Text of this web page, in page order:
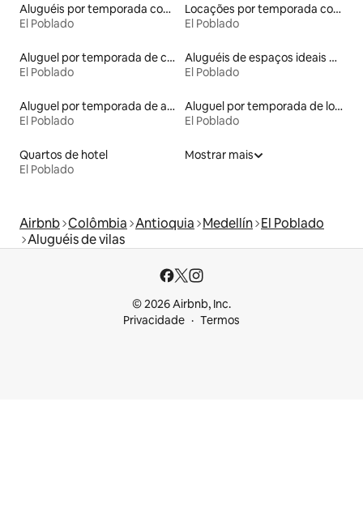
Aluguéis por temporada com sauna
El Poblado
Locações por temporada com piscina
El Poblado
Aluguel por temporada de casas de hóspedes
El Poblado
Aluguéis de espaços ideais para famílias
El Poblado
Aluguel por temporada de apart-hotéis
El Poblado
Aluguel por temporada de lofts
El Poblado
Quartos de hotel
El Poblado
Mostrar mais
Airbnb Colômbia Antioquia Medellín El Poblado
Aluguéis de vilas
© 2026 Airbnb, Inc.
Privacidade
Termos